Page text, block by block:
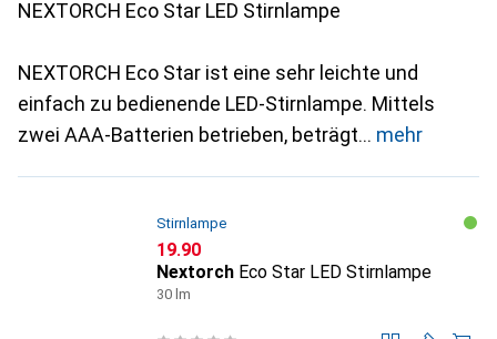
NEXTORCH Eco Star LED Stirnlampe
NEXTORCH Eco Star ist eine sehr leichte und
einfach zu bedienende LED-Stirnlampe. Mittels
zwei AAA-Batterien betrieben, beträgt
mehr
Stirnlampe
CHF
19.90
Nextorch Eco Star LED Stirnlampe
30 lm